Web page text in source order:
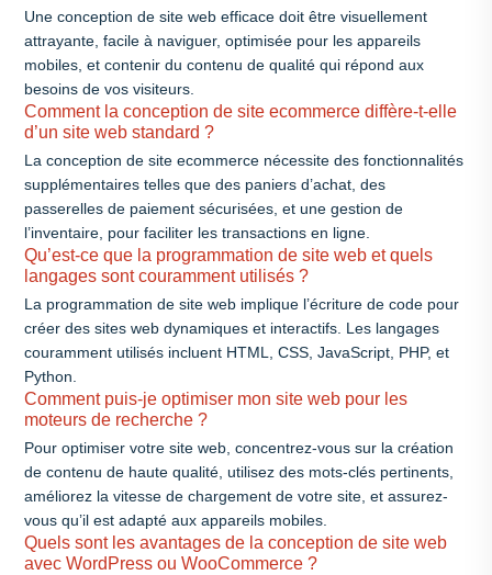
Une conception de site web efficace doit être visuellement
attrayante, facile à naviguer, optimisée pour les appareils
mobiles, et contenir du contenu de qualité qui répond aux
besoins de vos visiteurs.
Comment la conception de site ecommerce diffère-t-elle
d’un site web standard ?
La conception de site ecommerce nécessite des fonctionnalités
supplémentaires telles que des paniers d’achat, des
passerelles de paiement sécurisées, et une gestion de
l’inventaire, pour faciliter les transactions en ligne.
Qu’est-ce que la programmation de site web et quels
langages sont couramment utilisés ?
La programmation de site web implique l’écriture de code pour
créer des sites web dynamiques et interactifs. Les langages
couramment utilisés incluent HTML, CSS, JavaScript, PHP, et
Python.
Comment puis-je optimiser mon site web pour les
moteurs de recherche ?
Pour optimiser votre site web, concentrez-vous sur la création
de contenu de haute qualité, utilisez des mots-clés pertinents,
améliorez la vitesse de chargement de votre site, et assurez-
vous qu’il est adapté aux appareils mobiles.
Quels sont les avantages de la conception de site web
avec WordPress ou WooCommerce ?